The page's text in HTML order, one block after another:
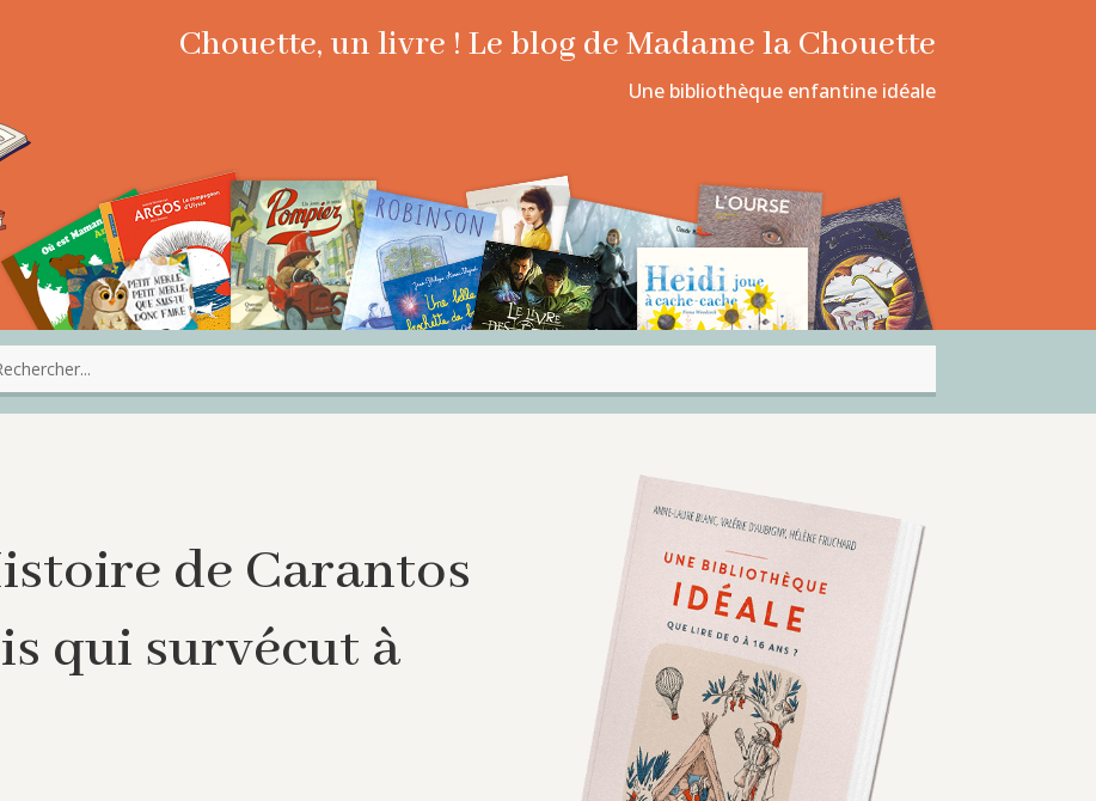
Chouette, un livre ! Le blog de Madame la Chouette
Une bibliothèque enfantine idéale
de Carantos
qui survécut à